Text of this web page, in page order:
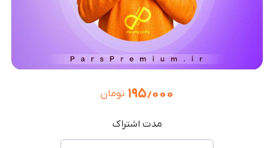
۱۹۵٫۰۰۰ تومان
مدت اشتراک